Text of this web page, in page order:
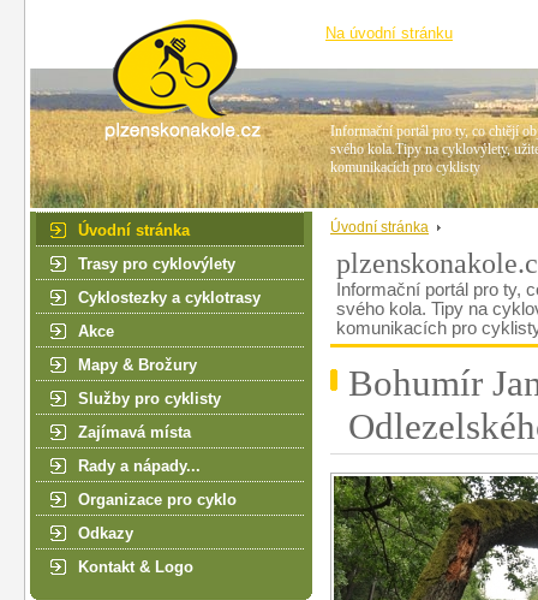
Na úvodní stránku
Informační portál pro ty, co chtějí
svého kola.Tipy na cyklovýlety,
komunikacích pro cyklisty
Úvodní stránka
Trasy pro cyklovýlety
Cyklostezky a cyklotrasy
Akce
Mapy & Brožury
Služby pro cyklisty
Zajímavá místa
Rady a nápady...
Organizace pro cyklo
Odkazy
Kontakt & Logo
Úvodní stránka
Informační portál pro ty,
svého kola. Tipy na
komunikacích pro
Bohumír